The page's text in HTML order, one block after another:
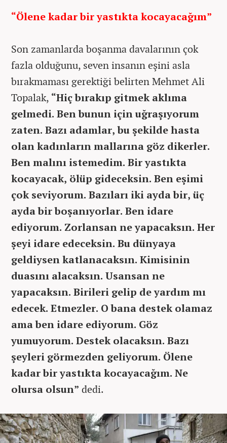
“Ölene kadar bir yastıkta kocayacağım”
Son zamanlarda boşanma davalarının çok
fazla olduğunu, seven insanın eşini asla
bırakmaması gerektiği belirten Mehmet Ali
Topalak, “Hiç bırakıp gitmek aklıma
gelmedi. Ben bunun için uğraşıyorum
zaten. Bazı adamlar, bu şekilde hasta
olan kadınların mallarına göz dikerler.
Ben malını istemedim. Bir yastıkta
kocayacak, ölüp gideceksin. Ben eşimi
çok seviyorum. Bazıları iki ayda bir, üç
ayda bir boşanıyorlar. Ben idare
ediyorum. Zorlansan ne yapacaksın. Her
şeyi idare edeceksin. Bu dünyaya
geldiysen katlanacaksın. Kimisinin
duasını alacaksın. Usansan ne
yapacaksın. Birileri gelip de yardım mı
edecek. Etmezler. O bana destek olamaz
ama ben idare ediyorum. Göz
yumuyorum. Destek olacaksın. Bazı
şeyleri görmezden geliyorum. Ölene
kadar bir yastıkta kocayacağım. Ne
olursa olsun” dedi.